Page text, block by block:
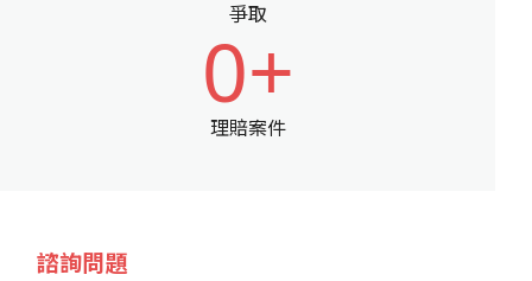
爭取
0+
理賠案件
諮詢問題